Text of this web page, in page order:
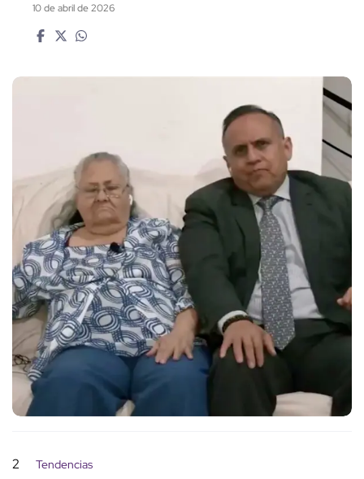
10 de abril de 2026
2 Tendencias